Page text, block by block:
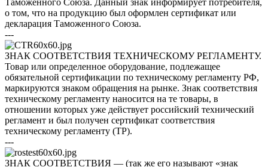
о том, что на продукцию был оформлен сертификат или
декларация Таможенного Союза.
---
ЗНАК СООТВЕТСТВИЯ ТЕХНИЧЕСКОМУ РЕГЛАМЕНТУ.
Товар или определенное оборудование, подлежащее
обязательной сертификации по техническому регламенту РФ,
маркируются знаком обращения на рынке. Знак соответствия
техническому регламенту наносится на те товары, в
отношении которых уже действует российский технический
регламент и был получен сертификат соответствия
техническому регламенту (ТР).
---
ЗНАК СООТВЕТСТВИЯ — (так же его называют «знак